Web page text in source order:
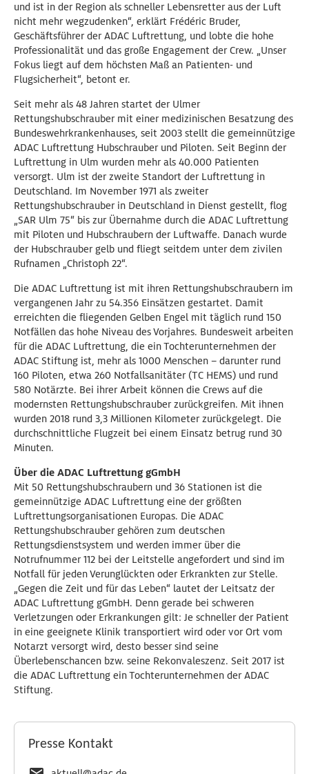
und ist in der Region als schneller Lebensretter aus der Luft
nicht mehr wegzudenken“, erklärt Frédéric Bruder,
Geschäftsführer der ADAC Luftrettung, und lobte die hohe
Professionalität und das große Engagement der Crew. „Unser
Fokus liegt auf dem höchsten Maß an Patienten- und
Flugsicherheit“, betont er.
Seit mehr als 48 Jahren startet der Ulmer
Rettungshubschrauber mit einer medizinischen Besatzung des
Bundeswehrkrankenhauses, seit 2003 stellt die gemeinnützige
ADAC Luftrettung Hubschrauber und Piloten. Seit Beginn der
Luftrettung in Ulm wurden mehr als 40.000 Patienten
versorgt. Ulm ist der zweite Standort der Luftrettung in
Deutschland. Im November 1971 als zweiter
Rettungshubschrauber in Deutschland in Dienst gestellt, flog
„SAR Ulm 75“ bis zur Übernahme durch die ADAC Luftrettung
mit Piloten und Hubschraubern der Luftwaffe. Danach wurde
der Hubschrauber gelb und fliegt seitdem unter dem zivilen
Rufnamen „Christoph 22“.
Die ADAC Luftrettung ist mit ihren Rettungshubschraubern im
vergangenen Jahr zu 54.356 Einsätzen gestartet. Damit
erreichten die fliegenden Gelben Engel mit täglich rund 150
Notfällen das hohe Niveau des Vorjahres. Bundesweit arbeiten
für die ADAC Luftrettung, die ein Tochterunternehmen der
ADAC Stiftung ist, mehr als 1000 Menschen – darunter rund
160 Piloten, etwa 260 Notfallsanitäter (TC HEMS) und rund
580 Notärzte. Bei ihrer Arbeit können die Crews auf die
modernsten Rettungshubschrauber zurückgreifen. Mit ihnen
wurden 2018 rund 3,3 Millionen Kilometer zurückgelegt. Die
durchschnittliche Flugzeit bei einem Einsatz betrug rund 30
Minuten.
Über die ADAC Luftrettung gGmbH
Mit 50 Rettungshubschraubern und 36 Stationen ist die
gemeinnützige ADAC Luftrettung eine der größten
Luftrettungsorganisationen Europas. Die ADAC
Rettungshubschrauber gehören zum deutschen
Rettungsdienstsystem und werden immer über die
Notrufnummer 112 bei der Leitstelle angefordert und sind im
Notfall für jeden Verunglückten oder Erkrankten zur Stelle.
„Gegen die Zeit und für das Leben“ lautet der Leitsatz der
ADAC Luftrettung gGmbH. Denn gerade bei schweren
Verletzungen oder Erkrankungen gilt: Je schneller der Patient
in eine geeignete Klinik transportiert wird oder vor Ort vom
Notarzt versorgt wird, desto besser sind seine
Überlebenschancen bzw. seine Rekonvaleszenz. Seit 2017 ist
die ADAC Luftrettung ein Tochterunternehmen der ADAC
Stiftung.
Presse Kontakt